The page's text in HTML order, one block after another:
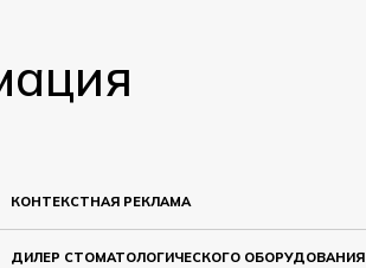
КОНТЕКСТНАЯ РЕКЛАМА
ДИЛЕР СТОМАТОЛОГИЧЕСКОГО ОБОРУДОВАНИЯ